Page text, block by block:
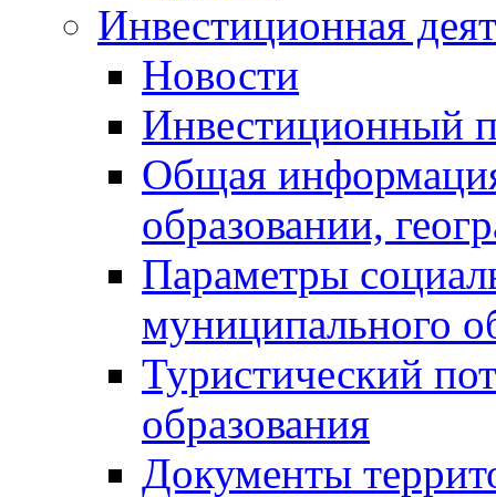
Инвестиционная
Новости
Инвестиционный
Общая
образовании,
Параметры
муниципального
Туристический
образования
Документы